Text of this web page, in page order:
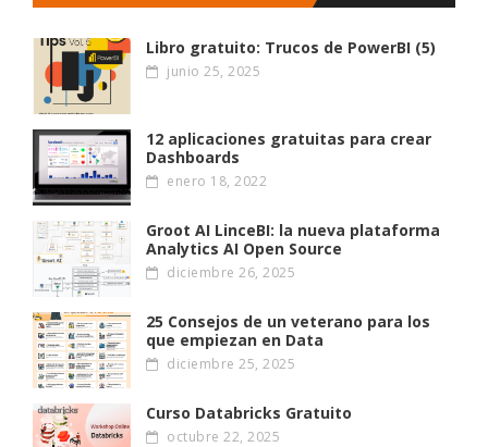
Libro gratuito: Trucos de PowerBI (5)
junio 25, 2025
12 aplicaciones gratuitas para crear
Dashboards
enero 18, 2022
Groot AI LinceBI: la nueva plataforma
Analytics AI Open Source
diciembre 26, 2025
25 Consejos de un veterano para los
que empiezan en Data
diciembre 25, 2025
Curso Databricks Gratuito
octubre 22, 2025